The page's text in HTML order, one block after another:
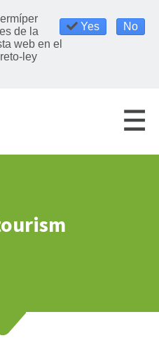
Yes No
de la
web en el
ley